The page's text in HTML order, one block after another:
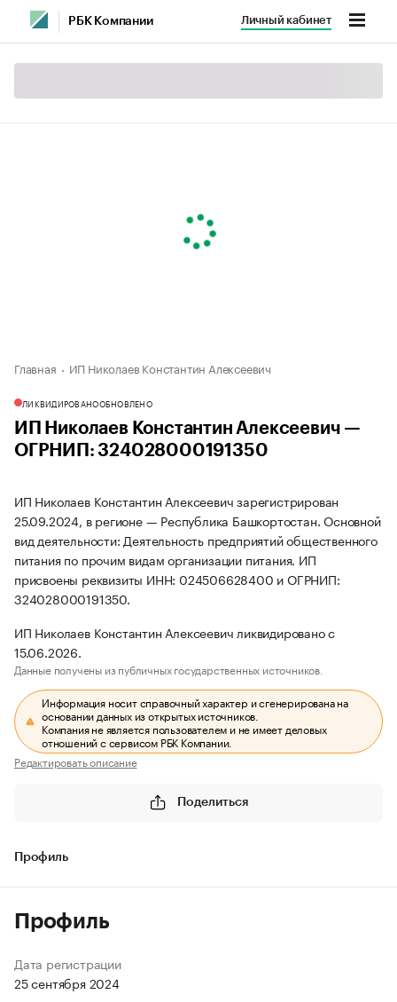
РБК Компании Личный кабинет
Главная ИП Николаев Константин Алексеевич
ЛИКВИДИРОВАНООБНОВЛЕНО
ИП Николаев Константин Алексеевич —
ОГРНИП: 324028000191350
ИП Николаев Константин Алексеевич зарегистрирован
25.09.2024, в регионе — Республика Башкортостан. Основной
вид деятельности: Деятельность предприятий общественного
питания по прочим видам организации питания. ИП
присвоены реквизиты ИНН: 024506628400 и ОГРНИП:
324028000191350.
ИП Николаев Константин Алексеевич ликвидировано с
15.06.2026.
Данные получены из публичных государственных источников.
Информация носит справочный характер и сгенерирована на
основании данных из открытых источников.
Компания не является пользователем и не имеет деловых
отношений с сервисом РБК Компании.
Редактировать описание
Поделиться
Профиль
Профиль
Дата регистрации
25 сентября 2024